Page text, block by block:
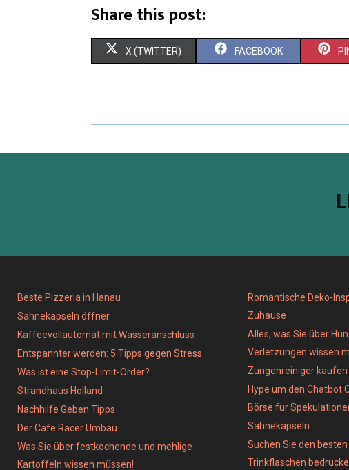
Share this post:
X (TWITTER) FACEBOOK
Beste Pizzeria in Hanau
Sahnekapseln öffner
Kaffeevollautomat mit Wasseranschluss
Entspannter werden: 5 Tipps gegen Stress
Was ist eine Stop-Limit-Order?
Strandhaus Holland
Nachhilfe Geben Tipps
Der Cafe Racer Umbau
Was Sie über festkochende und mehlige
Kartoffeln wissen müssen!
Romantische Deko-
Zuhause
Alles, was Sie über
Verletzungen wissen
Zungenreiniger kaufen
Hype um den Chatbot
Börse für
Sahnekapseln
Suchen Sie den
Trinkflaschen